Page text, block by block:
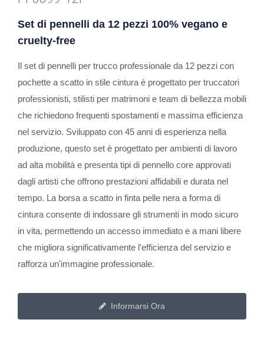
Set di pennelli da 12 pezzi 100% vegano e
cruelty-free
Il set di pennelli per trucco professionale da 12 pezzi con
pochette a scatto in stile cintura è progettato per truccatori
professionisti, stilisti per matrimoni e team di bellezza mobili
che richiedono frequenti spostamenti e massima efficienza
nel servizio. Sviluppato con 45 anni di esperienza nella
produzione, questo set è progettato per ambienti di lavoro
ad alta mobilità e presenta tipi di pennello core approvati
dagli artisti che offrono prestazioni affidabili e durata nel
tempo. La borsa a scatto in finta pelle nera a forma di
cintura consente di indossare gli strumenti in modo sicuro
in vita, permettendo un accesso immediato e a mani libere
che migliora significativamente l'efficienza del servizio e
rafforza un'immagine professionale.
Informarsi Ora